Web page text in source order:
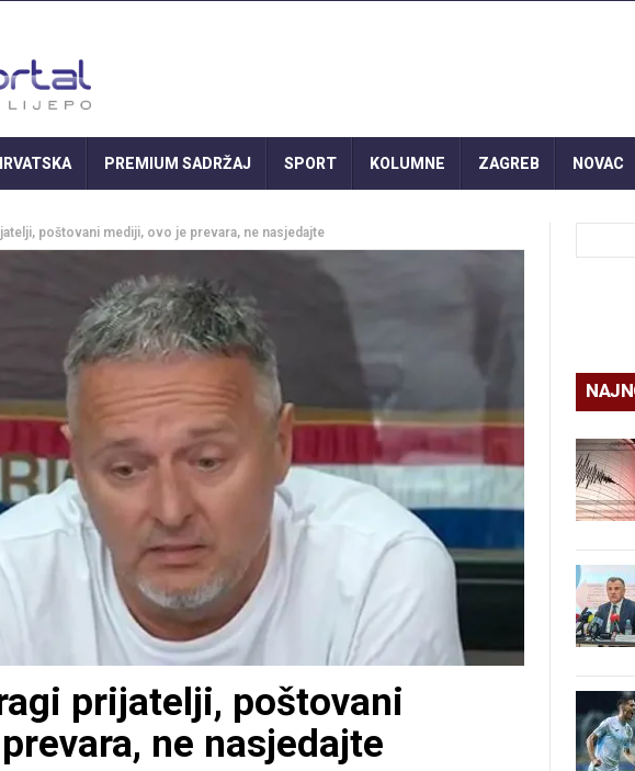
PREMIUM SADRŽAJ SPORT KOLUMNE ZAGREB NOVAC
poštovani mediji, ovo je prevara, ne nasjedajte
prijatelji, poštovani
ne nasjedajte